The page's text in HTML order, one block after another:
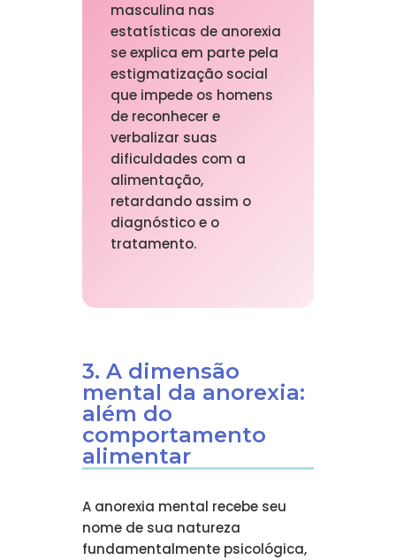
masculina nas
estatísticas de anorexia
se explica em parte pela
estigmatização social
que impede os homens
de reconhecer e
verbalizar suas
dificuldades com a
alimentação,
retardando assim o
diagnóstico e o
tratamento.
3. A dimensão
mental da anorexia:
além do
comportamento
alimentar
A anorexia mental recebe seu
nome de sua natureza
fundamentalmente psicológica,